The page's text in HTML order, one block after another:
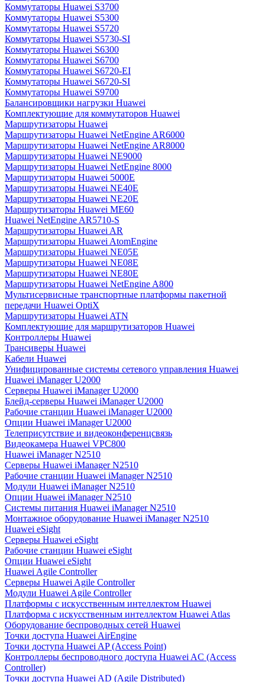
Коммутаторы Huawei S3700
Коммутаторы Huawei S5300
Коммутаторы Huawei S5720
Коммутаторы Huawei S5730-SI
Коммутаторы Huawei S6300
Коммутаторы Huawei S6700
Коммутаторы Huawei S6720-EI
Коммутаторы Huawei S6720-SI
Коммутаторы Huawei S9700
Балансировщики нагрузки Huawei
Комплектующие для коммутаторов Huawei
Маршрутизаторы Huawei
Маршрутизаторы Huawei NetEngine AR6000
Маршрутизаторы Huawei NetEngine AR8000
Маршрутизаторы Huawei NE9000
Маршрутизаторы Huawei NetEngine 8000
Маршрутизаторы Huawei 5000E
Маршрутизаторы Huawei NE40E
Маршрутизаторы Huawei NE20E
Маршрутизаторы Huawei ME60
Huawei NetEngine AR5710-S
Маршрутизаторы Huawei AR
Маршрутизаторы Huawei AtomEngine
Маршрутизаторы Huawei NE05E
Маршрутизаторы Huawei NE08E
Маршрутизаторы Huawei NE80E
Маршрутизаторы Huawei NetEngine A800
Мультисервисные транспортные платформы пакетной
передачи Huawei OptiX
Маршрутизаторы Huawei ATN
Комплектующие для маршрутизаторов Huawei
Контроллеры Huawei
Трансиверы Huawei
Кабели Huawei
Унифицированные системы сетевого управления Huawei
Huawei iManager U2000
Серверы Huawei iManager U2000
Блейд-серверы Huawei iManager U2000
Рабочие станции Huawei iManager U2000
Опции Huawei iManager U2000
Телеприсутствие и видеоконференцсвязь
Видеокамера Huawei VPC800
Huawei iManager N2510
Серверы Huawei iManager N2510
Рабочие станции Huawei iManager N2510
Модули Huawei iManager N2510
Опции Huawei iManager N2510
Системы питания Huawei iManager N2510
Монтажное оборудование Huawei iManager N2510
Huawei eSight
Серверы Huawei eSight
Рабочие станции Huawei eSight
Опции Huawei eSight
Huawei Agile Controller
Серверы Huawei Agile Controller
Модули Huawei Agile Controller
Платформы с искусственным интеллектом Huawei
Платформа с искусственным интеллектом Huawei Atlas
Оборудование беспроводных сетей Huawei
Точки доступа Huawei AirEngine
Точки доступа Huawei AP (Access Point)
Контроллеры беспроводного доступа Huawei AC (Access
Controller)
Точки доступа Huawei AD (Agile Distributed)